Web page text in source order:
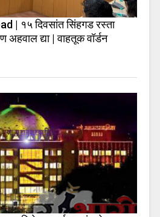
| १५ दिवसांत सिंहगड रस्ता
अहवाल द्या | वाहतूक वॉर्डन